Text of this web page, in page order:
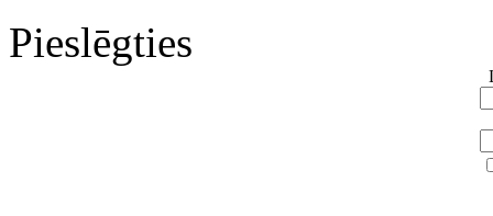
Pieslēgties